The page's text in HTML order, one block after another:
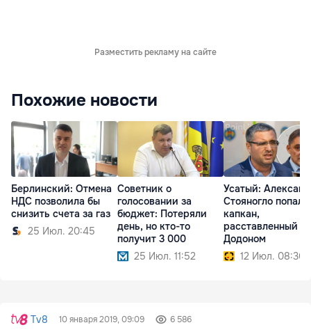
Разместить рекламу на сайте
Похожие новости
Берлинский: Отмена
НДС позволила бы
снизить счета за газ
25 Июл. 20:45
Советник о
голосовании за
бюджет: Потеряли
день, но кто-то
получит 3 000
25 Июл. 11:52
Усатый:
Стояногло попал в
капкан,
расставленный
Додоном
12 Июл. 08:36
Tv8 10 января 2019, 09:09 6 586